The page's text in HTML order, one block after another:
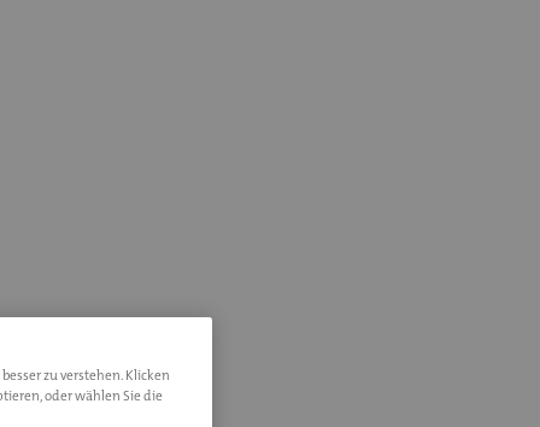
für Sie und
zu verstehen. Klicken
oder wählen Sie die